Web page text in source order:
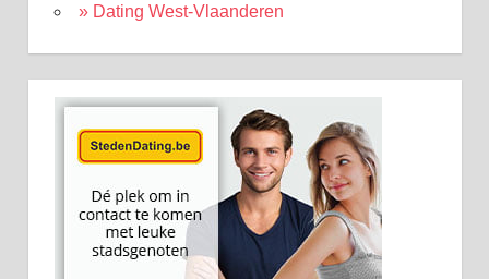
» Dating West-Vlaanderen